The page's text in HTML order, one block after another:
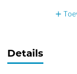
Details